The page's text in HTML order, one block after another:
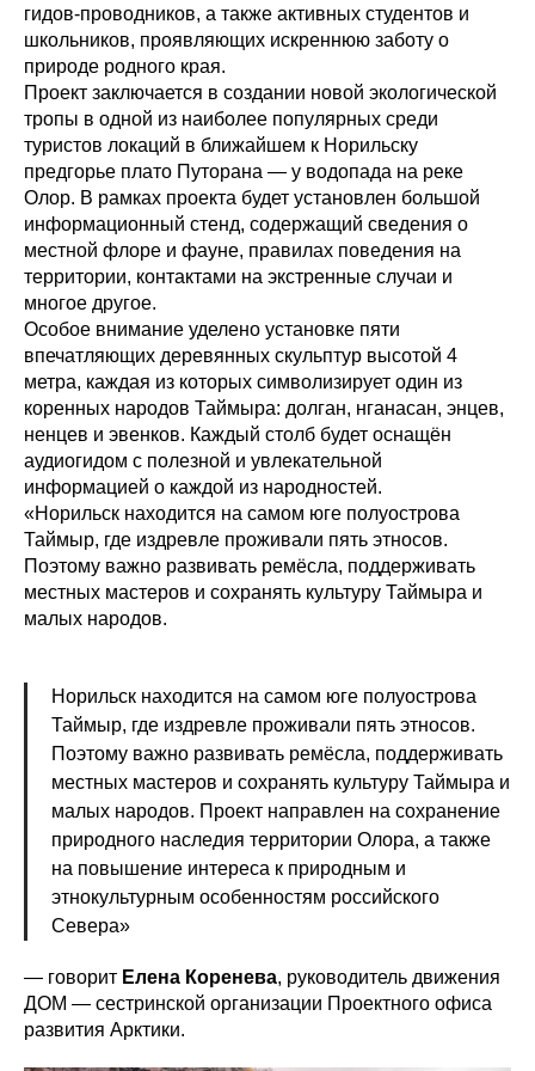
гидов-проводников, а также активных студентов и
школьников, проявляющих искреннюю заботу о
природе родного края.
Проект заключается в создании новой экологической
тропы в одной из наиболее популярных среди
туристов локаций в ближайшем к Норильску
предгорье плато Путорана — у водопада на реке
Олор. В рамках проекта будет установлен большой
информационный стенд, содержащий сведения о
местной флоре и фауне, правилах поведения на
территории, контактами на экстренные случаи и
многое другое.
Особое внимание уделено установке пяти
впечатляющих деревянных скульптур высотой 4
метра, каждая из которых символизирует один из
коренных народов Таймыра: долган, нганасан, энцев,
ненцев и эвенков. Каждый столб будет оснащён
аудиогидом с полезной и увлекательной
информацией о каждой из народностей.
«Норильск находится на самом юге полуострова
Таймыр, где издревле проживали пять этносов.
Поэтому важно развивать ремёсла, поддерживать
местных мастеров и сохранять культуру Таймыра и
малых народов.
Норильск находится на самом юге полуострова
Таймыр, где издревле проживали пять этносов.
Поэтому важно развивать ремёсла, поддерживать
местных мастеров и сохранять культуру Таймыра и
малых народов. Проект направлен на сохранение
природного наследия территории Олора, а также
на повышение интереса к природным и
этнокультурным особенностям российского
Севера»
— говорит Елена Коренева, руководитель движения
ДОМ — сестринской организации Проектного офиса
развития Арктики.